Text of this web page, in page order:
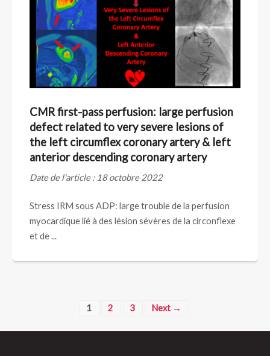
CMR first-pass perfusion: large perfusion
defect related to very severe lesions of
the left circumflex coronary artery & left
anterior descending coronary artery
Date de l'article : 18 octobre 2022
Stress IRM sous ADP: large trouble de la perfusion
myocardique lié à des lésion sévères de la circonflexe
et de ...
1 2 3 Next →